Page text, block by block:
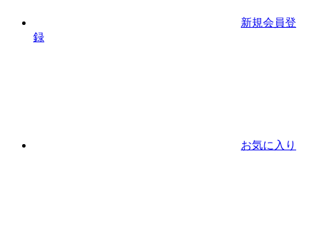
新規会員登
録
お気に入り